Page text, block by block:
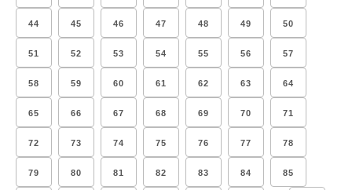
44 45 46 47 48 49 50
51 52 53 54 55 56 57
58 59 60 61 62 63 64
65 66 67 68 69 70 71
72 73 74 75 76 77 78
79 80 81 82 83 84 85